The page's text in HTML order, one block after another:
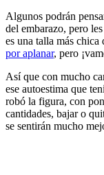
Algunos podrán
del embarazo, pero
es una talla más chica
por aplanar, pero
Así que con mucho
ese autoestima que
robó la figura, con
cantidades, bajar o
se sentirán mucho